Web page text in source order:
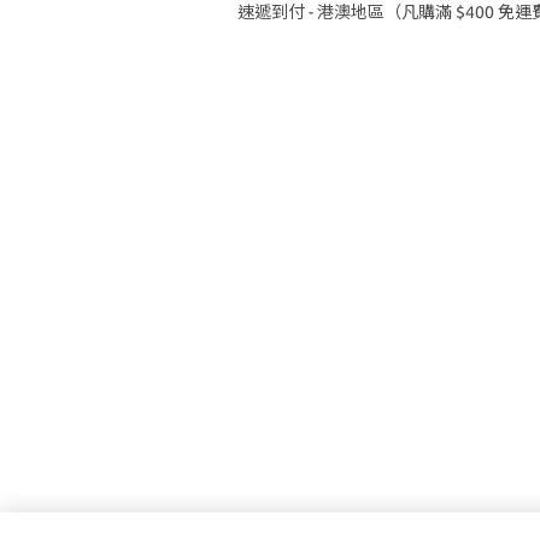
速遞到付 - 港澳地區（凡購滿 $400 免運